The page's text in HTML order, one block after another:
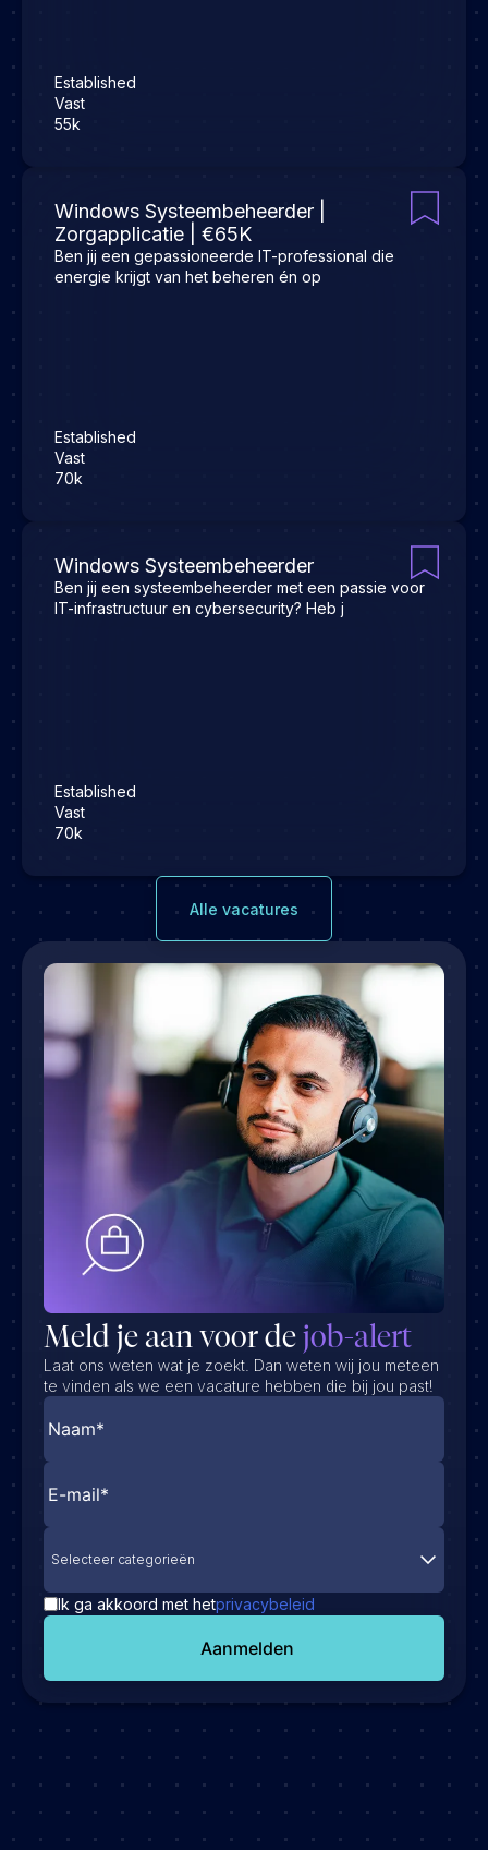
Established
Vast
55k
Windows Systeembeheerder |
Zorgapplicatie | €65K
Ben jij een gepassioneerde IT-professional die
energie krijgt van het beheren én op
Established
Vast
70k
Windows Systeembeheerder
Ben jij een systeembeheerder met een passie voor
IT-infrastructuur en cybersecurity? Heb j
Established
Vast
70k
Alle vacatures
Meld je aan voor dejob-alert
Laat ons weten wat je zoekt. Dan weten wij jou meteen
te vinden als we een vacature hebben die bij jou past!
Selecteer categorieën
Ik ga akkoord met hetprivacybeleid
Aanmelden